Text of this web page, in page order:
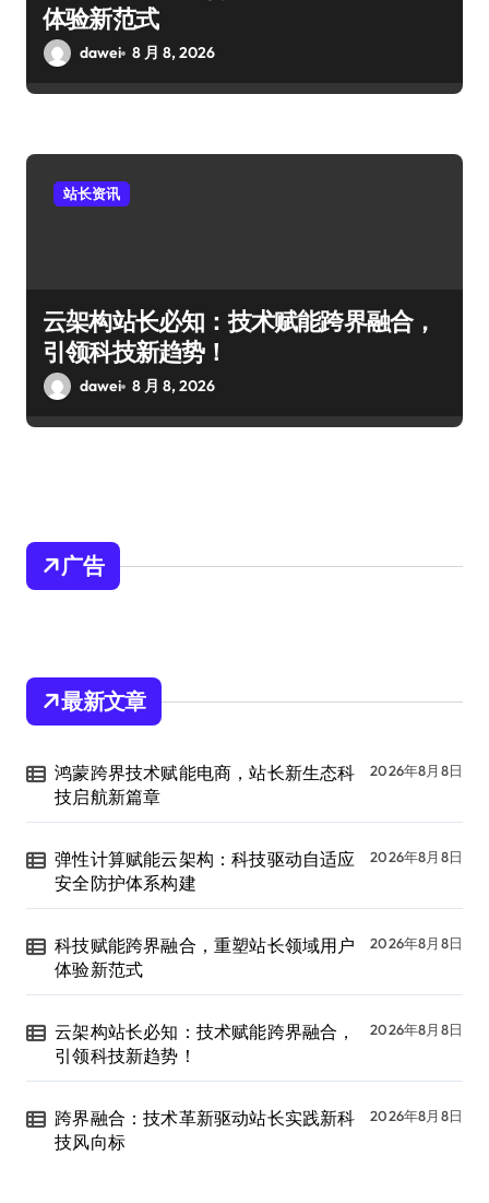
体验新范式
dawei 8 月 8, 2026
站长资讯
云架构站长必知：技术赋能跨界融合，
引领科技新趋势！
dawei 8 月 8, 2026
广告
最新文章
鸿蒙跨界技术赋能电商，站长新生态科
技启航新篇章
2026年8月8日
弹性计算赋能云架构：科技驱动自适应
安全防护体系构建
2026年8月8日
科技赋能跨界融合，重塑站长领域用户
体验新范式
2026年8月8日
云架构站长必知：技术赋能跨界融合，
引领科技新趋势！
2026年8月8日
跨界融合：技术革新驱动站长实践新科
技风向标
2026年8月8日